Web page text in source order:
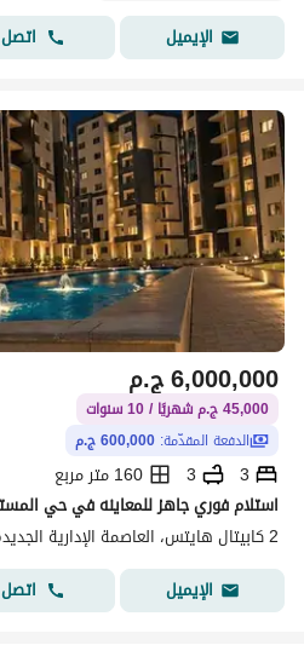
الإيميل اتصل
ج.م6,000,000
45,000 ج.م شهريًا / 10 سنوات
الدفعة المقدّمة: 600,000 ج.م
3
3
160 متر مربع
2 كابيتال هايتس، العاصمة الإدارية الجديدة، القاهرة
الإيميل
اتصل